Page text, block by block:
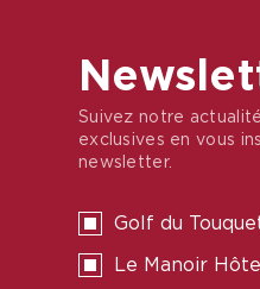
Suivez notre
exclusives en vous
newsletter.
Golf du
Le Manoir Hôtel